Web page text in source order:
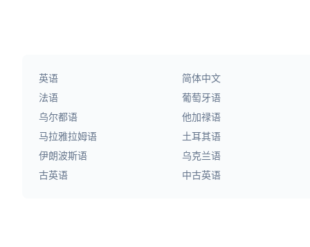
英语 简体中文
法语
葡萄牙语
乌尔都语
他加禄语
马拉雅拉姆语
土耳其语
伊朗波斯语
乌克兰语
古英语
中古英语